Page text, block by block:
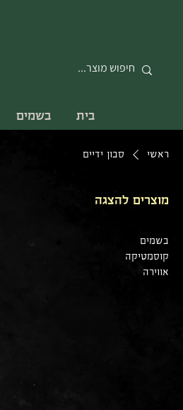
בית בשמים
ראשי סבון ידיים
מוצרים להצגה
בשמים
קוסמטיקה
אווירה